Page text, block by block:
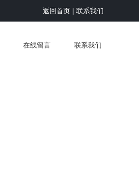
返回首页 | 联系我们
在线留言 联系我们